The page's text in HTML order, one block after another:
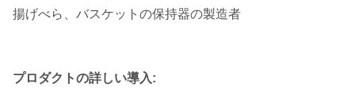
揚げべら、バスケットの保持器の製造者
プロダクトの詳しい導入: